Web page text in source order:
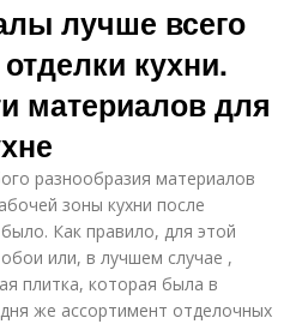
лучше всего
кухни.
материалов для
разнообразия материалов
зоны кухни после
Как правило, для этой
или, в лучшем случае ,
плитка, которая была в
же ассортимент отделочных